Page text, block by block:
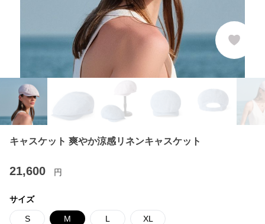
キャスケット 爽やか涼感リネンキャスケット
21,600 円
サイズ
S M L XL